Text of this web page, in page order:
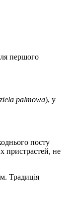
першого
palmowa), у
посту
пристрастей, не
Традиція